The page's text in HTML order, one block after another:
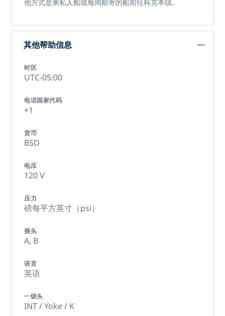
他方式是乘私人船或每周邮寄的船前往科克本镇。
其他帮助信息
时区
UTC-05:00
电话国家代码
+1
货币
BSD
电压
120 V
压力
磅每平方英寸（psi）
插头
A, B
语言
英语
一级头
INT / Yoke / K